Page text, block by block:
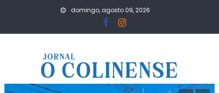
domingo, agosto 09, 2026